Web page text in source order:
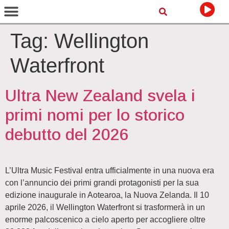
Tag: Wellington
Waterfront
Ultra New Zealand svela i
primi nomi per lo storico
debutto del 2026
L’Ultra Music Festival entra ufficialmente in una nuova era
con l’annuncio dei primi grandi protagonisti per la sua
edizione inaugurale in Aotearoa, la Nuova Zelanda. Il 10
aprile 2026, il Wellington Waterfront si trasformerà in un
enorme palcoscenico a cielo aperto per accogliere oltre